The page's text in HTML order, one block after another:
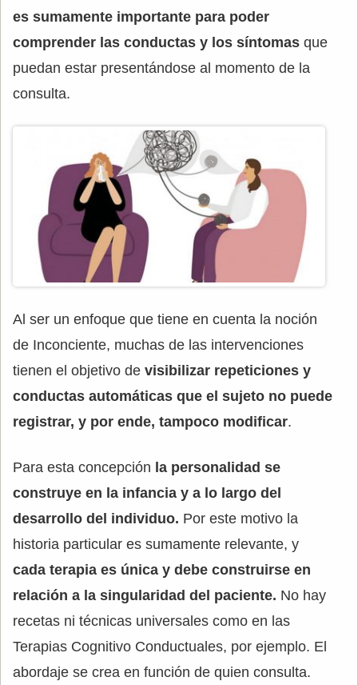
es sumamente importante para poder
comprender las conductas y los síntomas que
puedan estar presentándose al momento de la
consulta.
Al ser un enfoque que tiene en cuenta la noción
de Inconciente, muchas de las intervenciones
tienen el objetivo de visibilizar repeticiones y
conductas automáticas que el sujeto no puede
registrar, y por ende, tampoco modificar.
Para esta concepción la personalidad se
construye en la infancia y a lo largo del
desarrollo del individuo. Por este motivo la
historia particular es sumamente relevante, y
cada terapia es única y debe construirse en
relación a la singularidad del paciente. No hay
recetas ni técnicas universales como en las
Terapias Cognitivo Conductuales, por ejemplo. El
abordaje se crea en función de quien consulta.